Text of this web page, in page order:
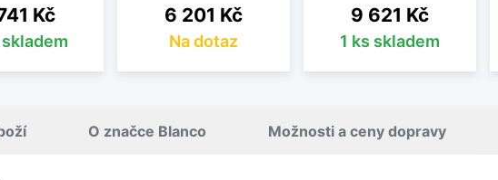
Kč Cena
6 201 Kč
Na dotaz
Cena
9 621 Kč
1 ks skladem
O značce Blanco Možnosti a ceny dopravy